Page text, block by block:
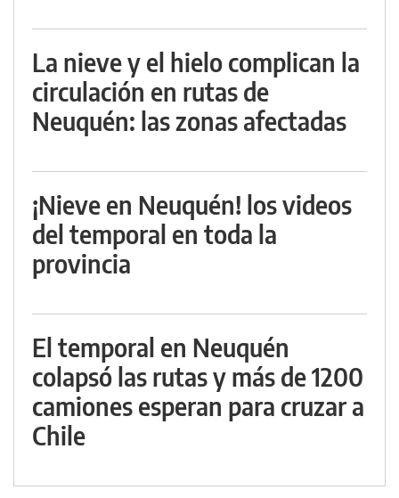
La nieve y el hielo complican la
circulación en rutas de
Neuquén: las zonas afectadas
¡Nieve en Neuquén! los videos
del temporal en toda la
provincia
El temporal en Neuquén
colapsó las rutas y más de 1200
camiones esperan para cruzar a
Chile